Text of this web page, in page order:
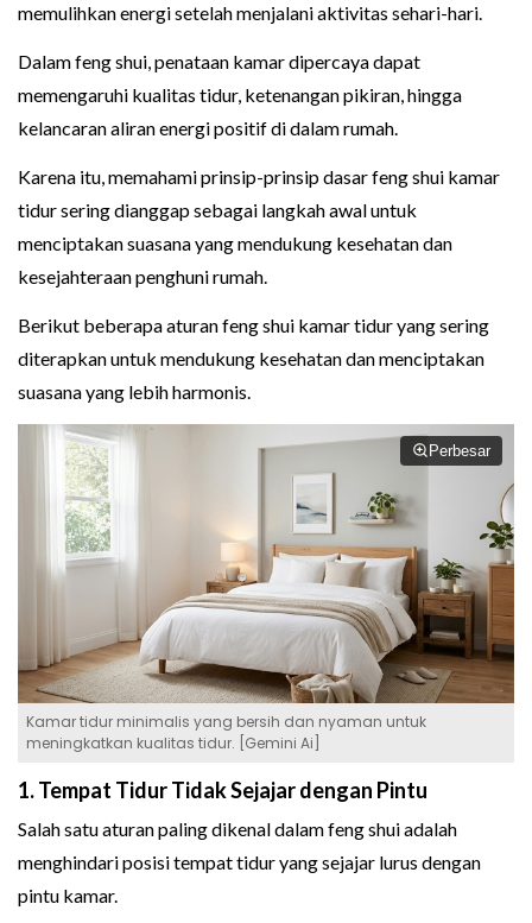
memulihkan energi setelah menjalani aktivitas sehari-hari.
Dalam feng shui, penataan kamar dipercaya dapat
memengaruhi kualitas tidur, ketenangan pikiran, hingga
kelancaran aliran energi positif di dalam rumah.
Karena itu, memahami prinsip-prinsip dasar feng shui kamar
tidur sering dianggap sebagai langkah awal untuk
menciptakan suasana yang mendukung kesehatan dan
kesejahteraan penghuni rumah.
Berikut beberapa aturan feng shui kamar tidur yang sering
diterapkan untuk mendukung kesehatan dan menciptakan
suasana yang lebih harmonis.
Perbesar
Kamar tidur minimalis yang bersih dan nyaman untuk
meningkatkan kualitas tidur. [Gemini Ai]
1. Tempat Tidur Tidak Sejajar dengan Pintu
Salah satu aturan paling dikenal dalam feng shui adalah
menghindari posisi tempat tidur yang sejajar lurus dengan
pintu kamar.